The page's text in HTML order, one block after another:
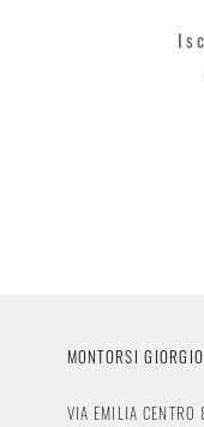
MONTORSI
VIA EMILIA CENTRO